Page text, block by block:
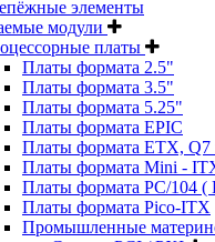
элементы
модули
платы
Платы формата 2.5"
Платы формата 3.5"
Платы формата 5.25"
Платы формата EPIC
Платы формата ETX, Q7
Платы формата Mini -
Платы формата PC/104 (
Платы формата Pico-ITX
Промышленные